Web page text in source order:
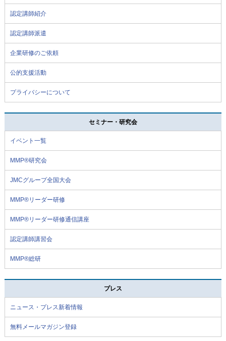
認定講師紹介
認定講師派遣
企業研修のご依頼
公的支援活動
プライバシーについて
セミナー・研究会
イベント一覧
MMP®研究会
JMCグループ全国大会
MMP®リーダー研修
MMP®リーダー研修通信講座
認定講師講習会
MMP®総研
プレス
ニュース・プレス新着情報
無料メールマガジン登録